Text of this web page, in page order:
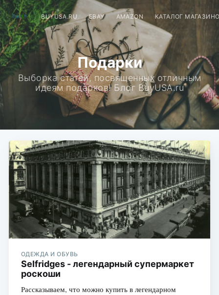
BUYUSA.RU EBAY AMAZON КАТАЛОГ
Подарки
Выборка статей, посвященных отличным
идеям подарков! Блог BuyUSA.ru
ОДЕЖДА И ОБУВЬ
Selfridges - легендарный супермаркет
роскоши
Рассказываем, что можно купить в легендарном